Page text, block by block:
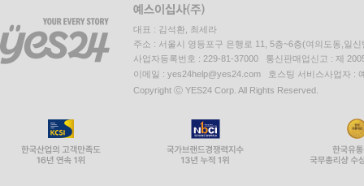
대표 : 김석환, 최세라
주소 : 서울시 영등포구 은행로 11, 5층~6층(여의도동,일신
사업자등록번호 : 229-81-37000 통신판매업신고 : 제
이메일 : yes24help@yes24.com 호스팅 서비스사업자 :
Copyright ⓒ YES24 Corp. All Rights Reserved.